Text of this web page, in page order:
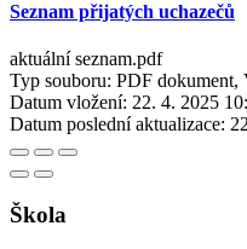
Seznam přijatých uchazečů
aktuální seznam.pdf
Typ souboru: PDF dokument,
Datum vložení: 22. 4. 2025
Datum poslední aktualizace:
Škola